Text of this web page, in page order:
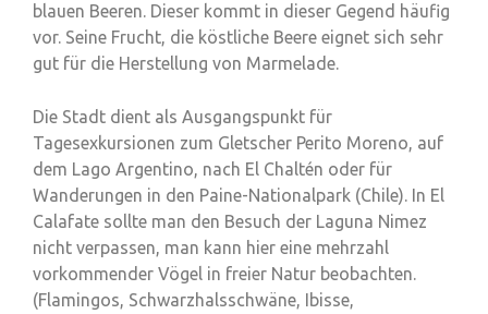
blauen Beeren. Dieser kommt in dieser Gegend häufig
vor. Seine Frucht, die köstliche Beere eignet sich sehr
gut für die Herstellung von Marmelade.
Die Stadt dient als Ausgangspunkt für
Tagesexkursionen zum Gletscher Perito Moreno, auf
dem Lago Argentino, nach El Chaltén oder für
Wanderungen in den Paine-Nationalpark (Chile). In El
Calafate sollte man den Besuch der Laguna Nimez
nicht verpassen, man kann hier eine mehrzahl
vorkommender Vögel in freier Natur beobachten.
(Flamingos, Schwarzhalsschwäne, Ibisse,